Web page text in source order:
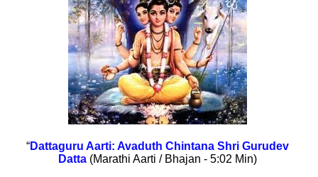
“Dattaguru Aarti: Avaduth Chintana Shri Gurudev
Datta(Marathi Aarti / Bhajan - 5:02 Min)